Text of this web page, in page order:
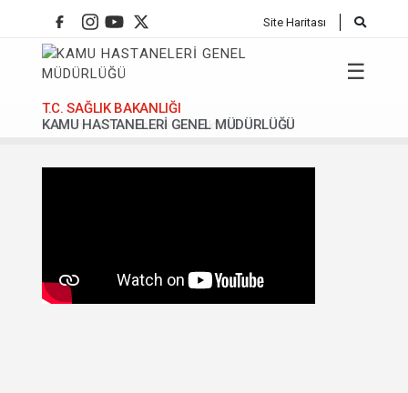
Site Haritası
T.C. SAĞLIK BAKANLIĞI
KAMU HASTANELERİ GENEL MÜDÜRLÜĞÜ
☰
Anasafya 13 Gebelikte Risk Faktörleri